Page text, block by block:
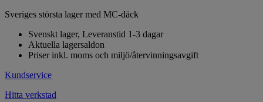
Sveriges största lager med MC-däck
Svenskt lager, Leveranstid 1-3 dagar
Aktuella lagersaldon
Priser inkl. moms och miljö/återvinningsavgift
Kundservice
Hitta verkstad